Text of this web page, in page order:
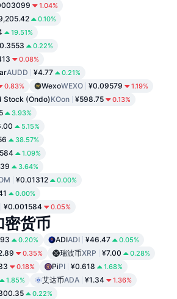
1.04%
0.10%
19.51%
0.22%
0.08%
AUDD ¥4.77 0.21%
0.83% WexoWEXO ¥0.09579 1.19%
Stock (Ondo)KOon ¥598.75 0.13%
3.93%
5.15%
38.57%
1.09%
3.64%
¥0.01312 0.00%
0.00%
¥0.001584 0.05%
密货币
0.20% ADIADI ¥46.47 0.05%
0.35% 瑞波币XRP ¥7.00 0.28%
0.18% PiPI ¥0.618 1.68%
1.85% 艾达币ADA ¥1.34 1.36%
0.22%